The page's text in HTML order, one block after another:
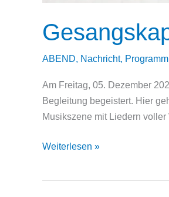
ABEND, Nachricht, Programm
Am Freitag, 05. Dezember
Begleitung begeistert. Hier
Musikszene mit Liedern
Gesangskapelle
Weiterlesen »